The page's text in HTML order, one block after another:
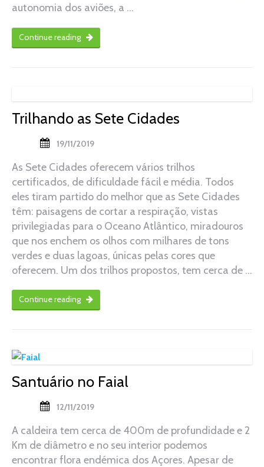
autonomia dos aviões, a …
Continue reading
Trilhando as Sete Cidades
19/11/2019
As Sete Cidades oferecem vários trilhos
certificados, de dificuldade fácil e média. Todos
eles tiram partido do melhor que as Sete Cidades
têm: paisagens de cortar a respiração, vistas
privilegiadas para o Oceano Atlântico, miradouros
que nos enchem os olhos com milhares de tons
verdes e duas lagoas, únicas pelas cores que
oferecem. Um dos trilhos propostos, tem cerca de …
Continue reading
Santuário no Faial
12/11/2019
A caldeira tem cerca de 400m de profundidade e 2
Km de diâmetro e no seu interior podemos
encontrar flora endémica dos Açores. Apesar de